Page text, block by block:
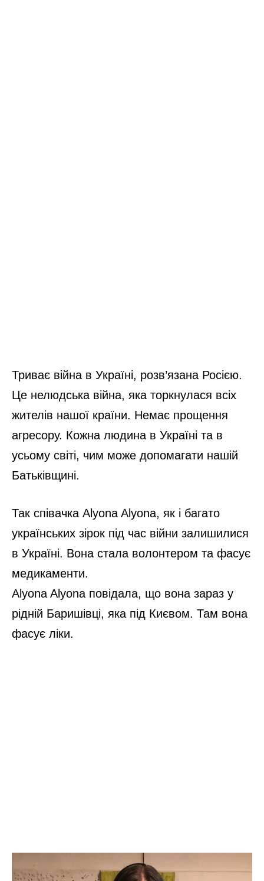
Триває війна в Україні, розв’язана Росією.
Це нелюдська війна, яка торкнулася всіх
жителів нашої країни. Немає прощення
агресору. Кожна людина в Україні та в
усьому світі, чим може допомагати нашій
Батьківщині.
Так співачка Alyona Alyona, як і багато
українських зірок під час війни залишилися
в Україні. Вона стала волонтером та фасує
медикаменти.
Alyona Alyona повідала, що вона зараз у
рідній Баришівці, яка під Києвом. Там вона
фасує ліки.